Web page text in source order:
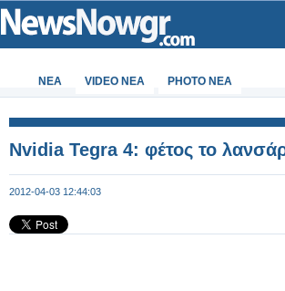
ΝΕΑ VIDEO NEA PHOTO NEA
Nvidia Tegra 4: φέτος το
2012-04-03 12:44:03